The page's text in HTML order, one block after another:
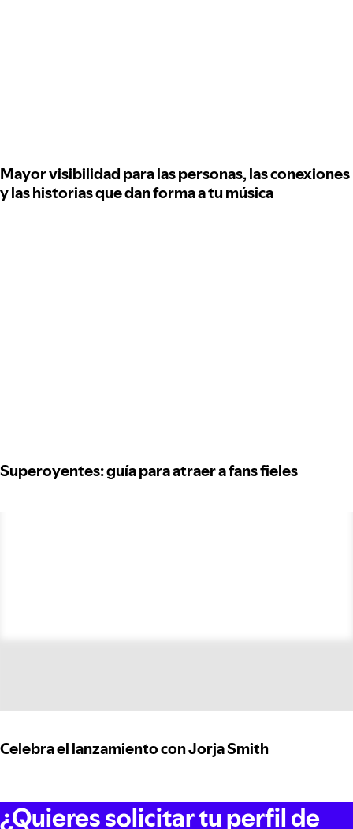
Mayor visibilidad para las personas, las conexiones
y las historias que dan forma a tu música
Superoyentes: guía para atraer a fans fieles
Celebra el lanzamiento con Jorja Smith
¿Quieres solicitar tu perfil de